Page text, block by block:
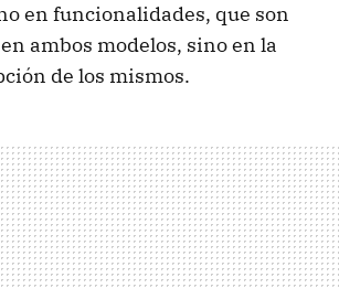
en funcionalidades, que son
ambos modelos, sino en la
de los mismos.